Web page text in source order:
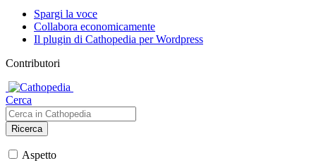
Spargi la voce
Collabora economicamente
Il plugin di Cathopedia per Wordpress
Contributori
Cerca
Ricerca
Aspetto